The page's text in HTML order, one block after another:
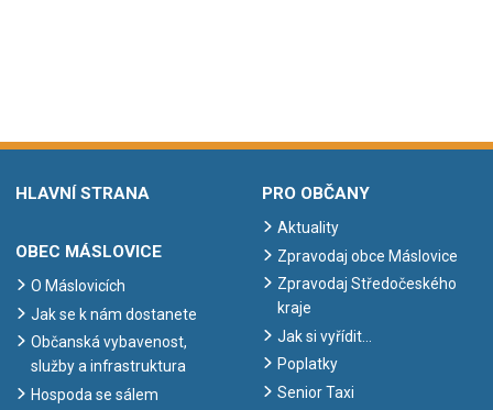
HLAVNÍ STRANA
OBEC MÁSLOVICE
O Máslovicích
Jak se k nám dostanete
Občanská vybavenost,
služby a infrastruktura
Hospoda se sálem
PRO OBČANY
Aktuality
Zpravodaj obce Máslovice
Zpravodaj Středočeského
kraje
Jak si vyřídit…
Poplatky
Senior Taxi